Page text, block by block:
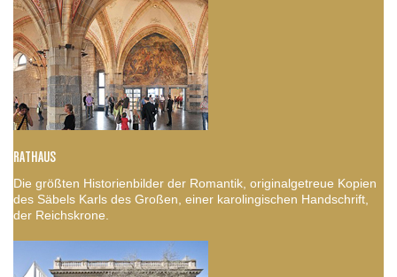
RATHAUS
Die größten Historienbilder der Romantik, originalgetreue Kopien
des Säbels Karls des Großen, einer karolingischen Handschrift,
der Reichskrone.